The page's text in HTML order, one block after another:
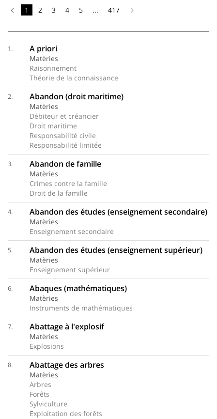
1 2 3 4 5 ... 417
1. A priori
Matèries
Raisonnement
Théorie de la connaissance
2. Abandon (droit maritime)
Matèries
Débiteur et créancier
Droit maritime
Responsabilité civile
Responsabilité limitée
3. Abandon de famille
Matèries
Crimes contre la famille
Droit de la famille
4. Abandon des études (enseignement secondaire)
Matèries
Enseignement secondaire
5. Abandon des études (enseignement supérieur)
Matèries
Enseignement supérieur
6. Abaques (mathématiques)
Matèries
Instruments de mathématiques
7. Abattage à l'explosif
Matèries
Explosions
8. Abattage des arbres
Matèries
Arbres
Forêts
Sylviculture
Exploitation des forêts